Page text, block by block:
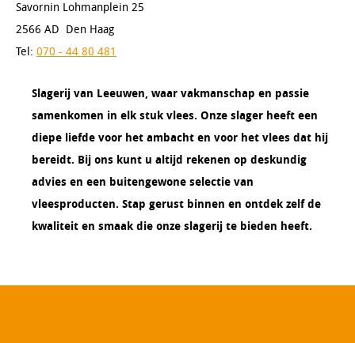
Savornin Lohmanplein 25
2566 AD Den Haag
Tel: 070 - 44 80 481
Slagerij van Leeuwen, waar vakmanschap en passie
samenkomen in elk stuk vlees. Onze slager heeft een
diepe liefde voor het ambacht en voor het vlees dat hij
bereidt. Bij ons kunt u altijd rekenen op deskundig
advies en een buitengewone selectie van
vleesproducten. Stap gerust binnen en ontdek zelf de
kwaliteit en smaak die onze slagerij te bieden heeft.